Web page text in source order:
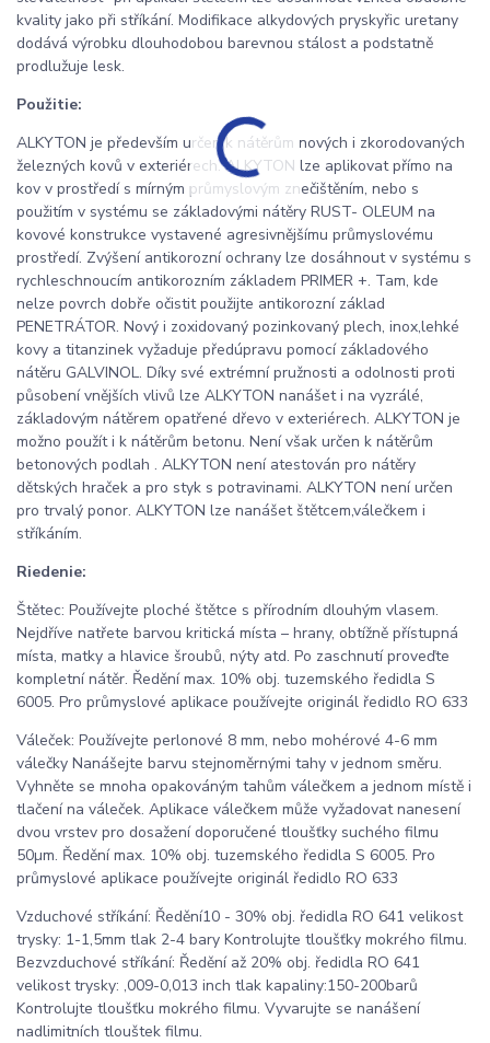
kvality jako při stříkání. Modifikace alkydových pryskyřic uretany
dodává výrobku dlouhodobou barevnou stálost a podstatně
prodlužuje lesk.
Použitie:
ALKYTON je především určen k nátěrům nových i zkorodovaných
železných kovů v exteriérech. ALKYTON lze aplikovat přímo na
kov v prostředí s mírným průmyslovým znečištěním, nebo s
použitím v systému se základovými nátěry RUST- OLEUM na
kovové konstrukce vystavené agresivnějšímu průmyslovému
prostředí. Zvýšení antikorozní ochrany lze dosáhnout v systému s
rychleschnoucím antikorozním základem PRIMER +. Tam, kde
nelze povrch dobře očistit použijte antikorozní základ
PENETRÁTOR. Nový i zoxidovaný pozinkovaný plech, inox,lehké
kovy a titanzinek vyžaduje předúpravu pomocí základového
nátěru GALVINOL. Díky své extrémní pružnosti a odolnosti proti
působení vnějších vlivů lze ALKYTON nanášet i na vyzrálé,
základovým nátěrem opatřené dřevo v exteriérech. ALKYTON je
možno použít i k nátěrům betonu. Není však určen k nátěrům
betonových podlah . ALKYTON není atestován pro nátěry
dětských hraček a pro styk s potravinami. ALKYTON není určen
pro trvalý ponor. ALKYTON lze nanášet štětcem,válečkem i
stříkáním.
Riedenie:
Štětec: Používejte ploché štětce s přírodním dlouhým vlasem.
Nejdříve natřete barvou kritická místa – hrany, obtížně přístupná
místa, matky a hlavice šroubů, nýty atd. Po zaschnutí proveďte
kompletní nátěr. Ředění max. 10% obj. tuzemského ředidla S
6005. Pro průmyslové aplikace používejte originál ředidlo RO 633
Váleček: Používejte perlonové 8 mm, nebo mohérové 4-6 mm
válečky Nanášejte barvu stejnoměrnými tahy v jednom směru.
Vyhněte se mnoha opakováným tahům válečkem a jednom místě i
tlačení na váleček. Aplikace válečkem může vyžadovat nanesení
dvou vrstev pro dosažení doporučené tloušťky suchého filmu
50µm. Ředění max. 10% obj. tuzemského ředidla S 6005. Pro
průmyslové aplikace používejte originál ředidlo RO 633
Vzduchové stříkání: Ředění10 - 30% obj. ředidla RO 641 velikost
trysky: 1-1,5mm tlak 2-4 bary Kontrolujte tloušťky mokrého filmu.
Bezvzduchové stříkání: Ředění až 20% obj. ředidla RO 641
velikost trysky: ,009-0,013 inch tlak kapaliny:150-200barů
Kontrolujte tloušťku mokrého filmu. Vyvarujte se nanášení
nadlimitních tlouštek filmu.